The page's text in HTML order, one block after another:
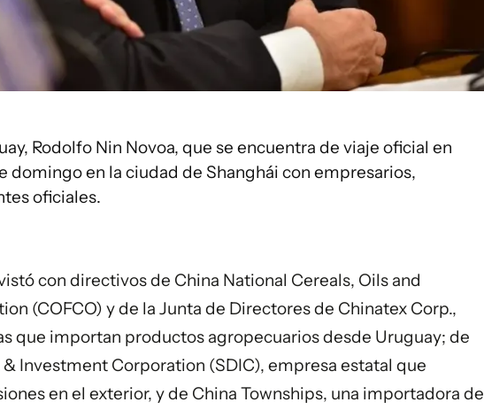
Rodolfo Nin Novoa, que se encuentra de viaje oficial en
domingo en la ciudad de Shanghái con empresarios,
oficiales.
con directivos de China National Cereals, Oils and
(COFCO) y de la Junta de Directores de Chinatex Corp.,
que importan productos agropecuarios desde Uruguay; de
Investment Corporation (SDIC), empresa estatal que
en el exterior, y de China Townships, una importadora de